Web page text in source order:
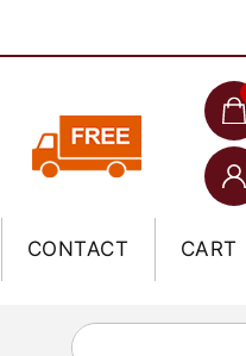
CONTACT CART